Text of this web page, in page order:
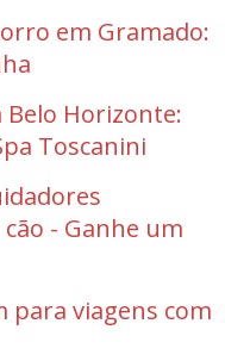
em Gramado:
Horizonte:
Toscanini
- Ganhe um
para viagens com